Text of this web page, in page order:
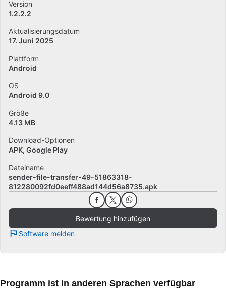
Version
1.2.2.2
Aktualisierungsdatum
17. Juni 2025
Plattform
Android
OS
Android 9.0
Größe
4.13 MB
Download-Optionen
APK, Google Play
Dateiname
sender-file-transfer-49-51863318-
812280092fd0eeff488ad144d56a8735.apk
Bewertung hinzufügen
Software melden
Programm ist in anderen Sprachen verfügbar